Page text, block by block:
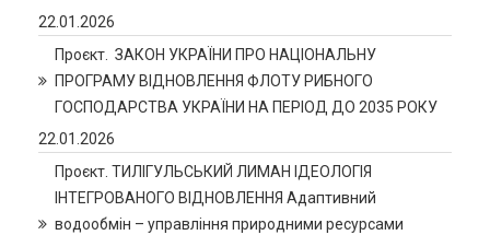
22.01.2026
Проєкт. ЗАКОН УКРАЇНИ ПРО НАЦІОНАЛЬНУ
ПРОГРАМУ ВІДНОВЛЕННЯ ФЛОТУ РИБНОГО
ГОСПОДАРСТВА УКРАЇНИ НА ПЕРІОД ДО 2035 РОКУ
22.01.2026
Проєкт. ТИЛІГУЛЬСЬКИЙ ЛИМАН ІДЕОЛОГІЯ
ІНТЕГРОВАНОГО ВІДНОВЛЕННЯ Адаптивний
водообмін – управління природними ресурсами